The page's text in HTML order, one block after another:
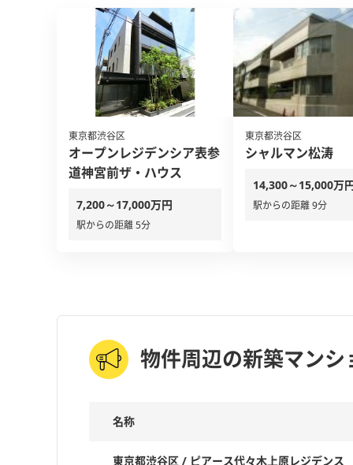
東京都渋谷区
オープンレジデンシア表参
道神宮前ザ・ハウス
7,200～17,000万円
駅からの距離 5分
東京都渋谷区
シャルマン松涛
14,300～15,000万
駅からの距離 9分
物件周辺の新築マンシ
名称
東京都渋谷区 / ピアース代々木上原レジデンス